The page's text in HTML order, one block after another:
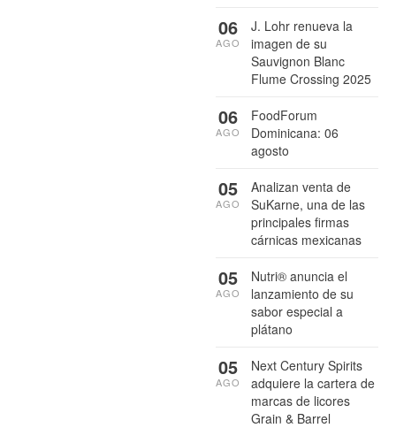
J. Lohr renueva la
imagen de su
Sauvignon Blanc
Flume Crossing 2025
06
AGO
FoodForum
Dominicana: 06
agosto
06
AGO
Analizan venta de
SuKarne, una de las
principales firmas
cárnicas mexicanas
05
AGO
Nutri® anuncia el
lanzamiento de su
sabor especial a
plátano
05
AGO
Next Century Spirits
adquiere la cartera de
marcas de licores
Grain & Barrel
05
AGO